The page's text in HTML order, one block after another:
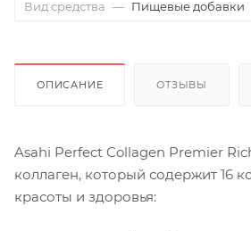
Вид средства — Пищевые добавки
ОПИСАНИЕ ОТЗЫВЫ
Asahi Perfect Collagen Premier
коллаген, который содержит 16
красоты и здоровья: